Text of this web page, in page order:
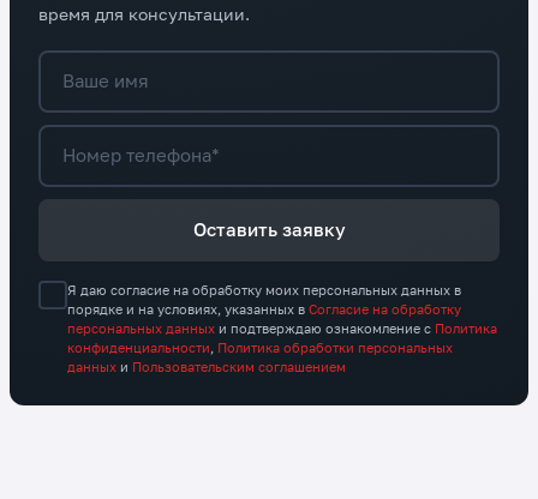
время для консультации.
Ваше имя
Номер телефона*
Оставить заявку
Я даю согласие на обработку моих персональных данных в
порядке и на условиях, указанных в Согласие на обработку
персональных данных и подтверждаю ознакомление с Политика
конфиденциальности, Политика обработки персональных
данных и Пользовательским соглашением